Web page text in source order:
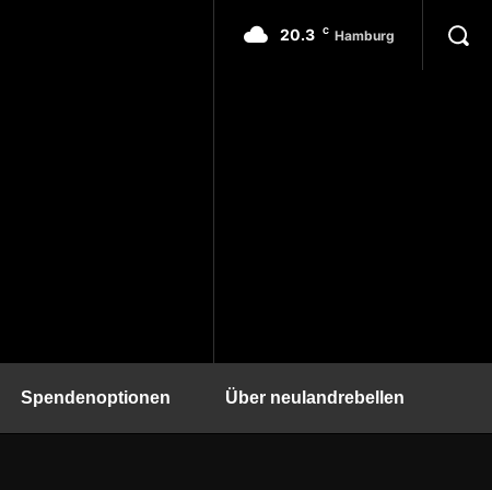
20.3 C Hamburg
Spendenoptionen Über neulandrebellen